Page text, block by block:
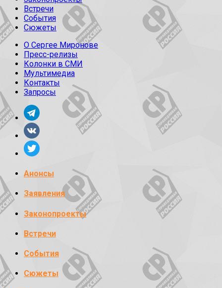
Встречи
События
Сюжеты
О Сергее Миронове
Пресс-релизы
Колонки в СМИ
Мультимедиа
Контакты
Запросы
Анонсы
Заявления
Законопроекты
Встречи
События
Сюжеты